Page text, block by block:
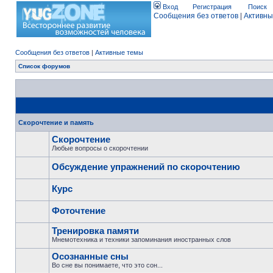
Вход Регистрация Поиск
Сообщения без ответов
Сообщения без ответов | Активные темы
Список форумов
Скорочтение и память
Скорочтение
Любые вопросы о скорочтении
Обсуждение упражнений по скорочтению
Курс
Фоточтение
Тренировка памяти
Мнемотехника и техники запоминания иностранных слов
Осознанные сны
Во сне вы понимаете, что это сон...